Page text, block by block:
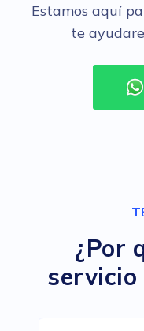
Estamos aquí
te
¿Por
servicio